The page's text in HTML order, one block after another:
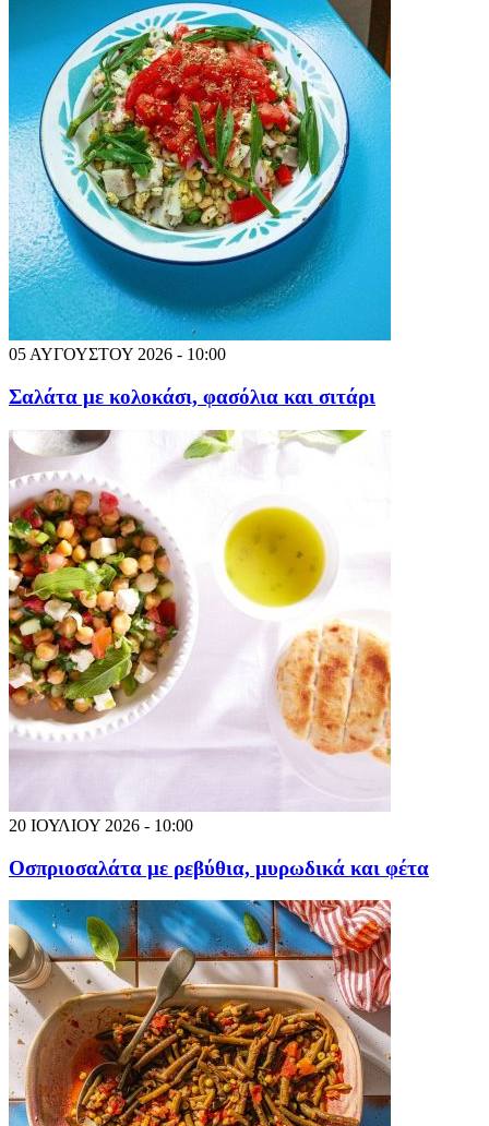
05 ΑΥΓΟΥΣΤΟΥ 2026 - 10:00
Σαλάτα με κολοκάσι, φασόλια και σιτάρι
20 ΙΟΥΛΙΟΥ 2026 - 10:00
Οσπριοσαλάτα με ρεβύθια, μυρωδικά και φέτα